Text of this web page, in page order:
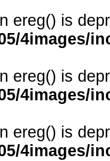
ereg() is
4images/
ereg() is
4images/
ereg() is
4images/